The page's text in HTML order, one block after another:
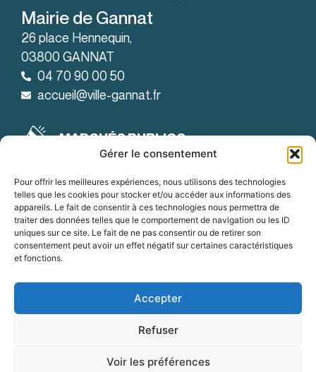
Gérer le consentement
Pour offrir les meilleures expériences, nous utilisons des technologies
telles que les cookies pour stocker et/ou accéder aux informations des
appareils. Le fait de consentir à ces technologies nous permettra de
traiter des données telles que le comportement de navigation ou les ID
uniques sur ce site. Le fait de ne pas consentir ou de retirer son
consentement peut avoir un effet négatif sur certaines caractéristiques
et fonctions.
Accepter
Refuser
Voir les préférences
Mairie de Gannat
26 place Hennequin,
03800 GANNAT
04 70 90 00 50
accueil@ville-gannat.fr
MARCHÉS PUBLICS
Horaires d’ouverture
Le lundi: de 08h30 à 12h et de 14h à 18h
Le mardi: de 08h30 à 12h et de 14h à 19h
Du mercredi au vendredi:
de 8h30 à 12h et de 14h à 18h
OFFRES D'EMPLOI
Mentions légalesConfidentialité